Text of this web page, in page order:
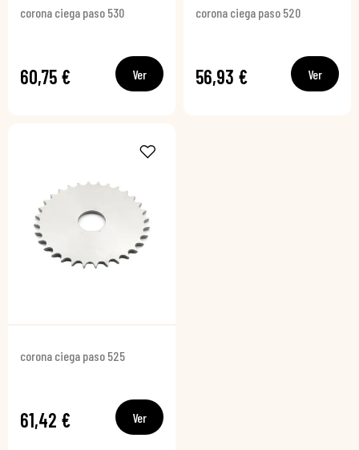
corona ciega paso 530
60,75 € Ver
corona ciega paso 520
56,93 € Ver
corona ciega paso 525
61,42 € Ver